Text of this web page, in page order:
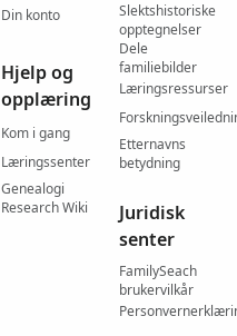
Din konto
Hjelp og
opplæring
Kom i gang
Læringssenter
Genealogi
Research Wiki
Slektshistoriske
opptegnelser
Dele
familiebilder
Læringsressurser
Etternavns
betydning
Juridisk
senter
FamilySeach
brukervilkår